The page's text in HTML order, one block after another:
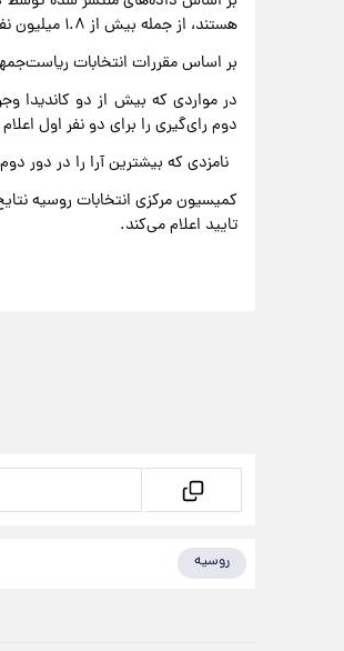
هستند، از جمله بیش از ۱.۸ میلیون نفر در خارج از کشور زندگی می‌کنند.
بر اساس مقررات انتخابات ریاست‌جمهوری روسیه،
دوم رای‌گیری را برای دو نفر اول
نامزدی که بیشترین آرا را در
تایید اعلام می‌کند.
روسیه